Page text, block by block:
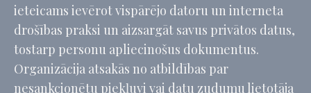
ieteicams ievērot vispārējo datoru un interneta
drošības praksi un aizsargāt savus privātos datus,
tostarp personu apliecinošus dokumentus.
Organizācija atsakās no atbildības par
nesankcionētu piekļuvi vai datu zudumu lietotāja